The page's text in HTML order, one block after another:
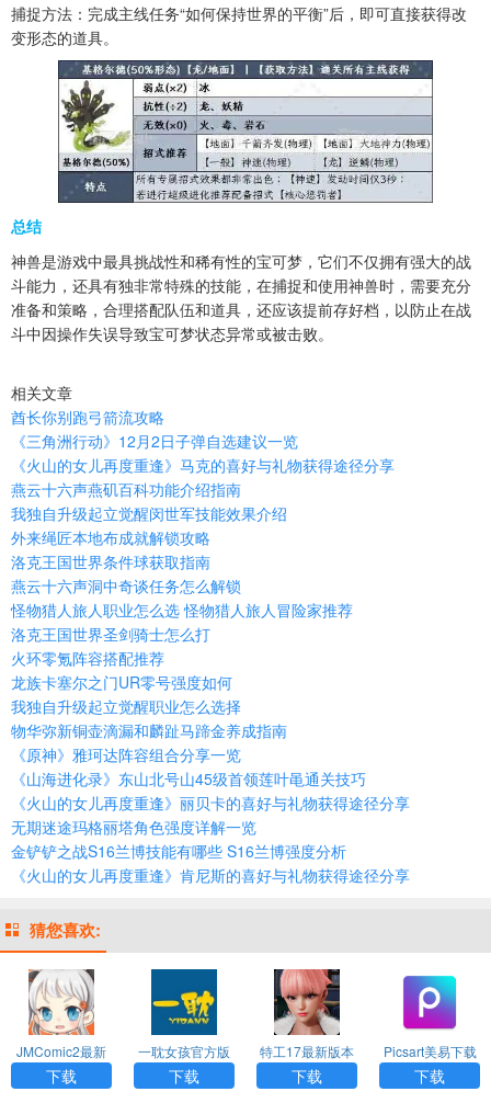
捕捉方法：完成主线任务“如何保持世界的平衡”后，即可直接获得改
变形态的道具。
总结
神兽是游戏中最具挑战性和稀有性的宝可梦，它们不仅拥有强大的战
斗能力，还具有独非常特殊的技能，在捕捉和使用神兽时，需要充分
准备和策略，合理搭配队伍和道具，还应该提前存好档，以防止在战
斗中因操作失误导致宝可梦状态异常或被击败。
相关文章
酋长你别跑弓箭流攻略
《三角洲行动》12月2日子弹自选建议一览
《火山的女儿再度重逢》马克的喜好与礼物获得途径分享
燕云十六声燕矶百科功能介绍指南
我独自升级起立觉醒闵世军技能效果介绍
外来绳匠本地布成就解锁攻略
洛克王国世界条件球获取指南
燕云十六声洞中奇谈任务怎么解锁
怪物猎人旅人职业怎么选 怪物猎人旅人冒险家推荐
洛克王国世界圣剑骑士怎么打
火环零氪阵容搭配推荐
龙族卡塞尔之门UR零号强度如何
我独自升级起立觉醒职业怎么选择
物华弥新铜壶滴漏和麟趾马蹄金养成指南
《原神》雅珂达阵容组合分享一览
《山海进化录》东山北号山45级首领莲叶黾通关技巧
《火山的女儿再度重逢》丽贝卡的喜好与礼物获得途径分享
无期迷途玛格丽塔角色强度详解一览
金铲铲之战S16兰博技能有哪些 S16兰博强度分析
《火山的女儿再度重逢》肯尼斯的喜好与礼物获得途径分享
猜您喜欢:
JMComic2最新
安装包
下载
一耽女孩官方版
下载漫画安装
下载
特工17最新版本
24.8下载
下载
Picsart美易下载
正版免费中文版
下载